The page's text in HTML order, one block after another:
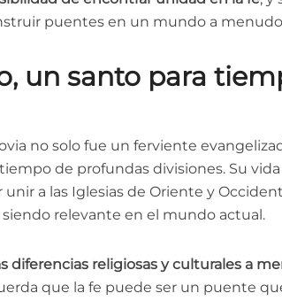
puentes en un mundo a
un santo para
no solo fue un ferviente
de profundas divisiones. Su
unir a las Iglesias de Oriente y
relevante en el mundo actual.
diferencias religiosas y culturales a
que la fe puede ser un puente